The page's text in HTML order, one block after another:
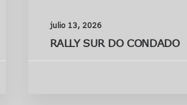
julio 13, 2026
RALLY SUR DO CONDADO